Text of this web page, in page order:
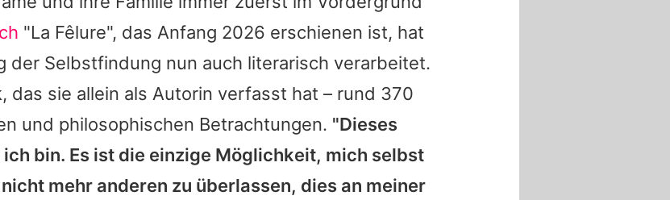
"La Fêlure", das Anfang 2026 erschienen ist, hat
der Selbstfindung nun auch literarisch verarbeitet.
das sie allein als Autorin verfasst hat – rund 370
und philosophischen Betrachtungen. "Dieses
bin. Es ist die einzige Möglichkeit, mich selbst
mehr anderen zu überlassen, dies an meiner